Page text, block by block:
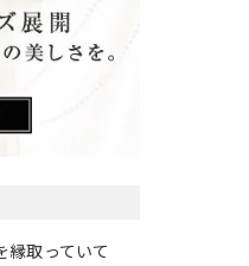
取っていて